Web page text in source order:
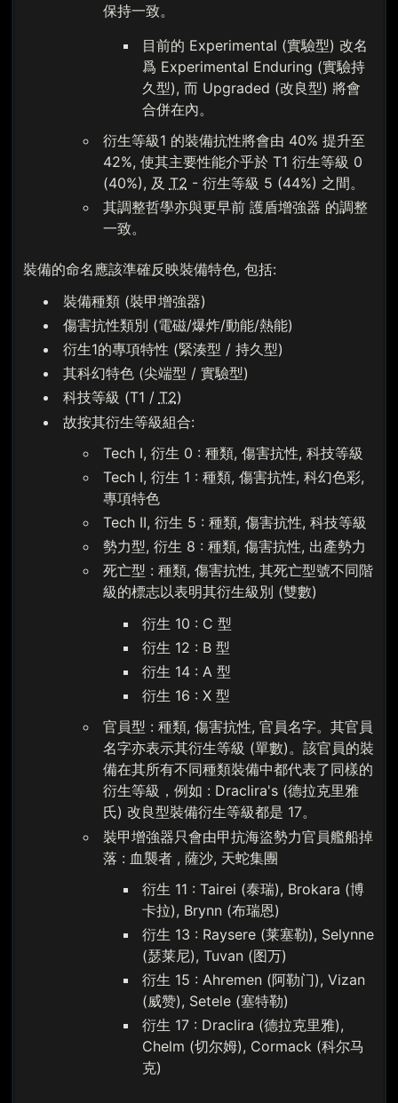
保持一致。
目前的 Experimental (實驗型) 改名
爲 Experimental Enduring (實驗持
久型), 而 Upgraded (改良型) 將會
合併在內。
衍生等級1 的裝備抗性將會由 40% 提升至
42%, 使其主要性能介乎於 T1 衍生等級 0
(40%), 及 T2 - 衍生等級 5 (44%) 之間。
其調整哲學亦與更早前 護盾增強器 的調整
一致。
裝備的命名應該準確反映裝備特色, 包括:
裝備種類 (裝甲增強器)
傷害抗性類別 (電磁/爆炸/動能/熱能)
衍生1的專項特性 (緊湊型 / 持久型)
其科幻特色 (尖端型 / 實驗型)
科技等級 (T1 / T2)
故按其衍生等級組合:
Tech I, 衍生 0 : 種類, 傷害抗性, 科技等級
Tech I, 衍生 1 : 種類, 傷害抗性, 科幻色彩,
專項特色
Tech II, 衍生 5 : 種類, 傷害抗性, 科技等級
勢力型, 衍生 8 : 種類, 傷害抗性, 出產勢力
死亡型 : 種類, 傷害抗性, 其死亡型號不同階
級的標志以表明其衍生級別 (雙數)
衍生 10 : C 型
衍生 12 : B 型
衍生 14 : A 型
衍生 16 : X 型
官員型 : 種類, 傷害抗性, 官員名字。其官員
名字亦表示其衍生等級 (單數)。該官員的裝
備在其所有不同種類裝備中都代表了同樣的
衍生等級，例如 : Draclira's (德拉克里雅
氏) 改良型裝備衍生等級都是 17。
裝甲增強器只會由甲抗海盜勢力官員艦船掉
落 : 血襲者 , 薩沙, 天蛇集團
衍生 11 : Tairei (泰瑞), Brokara (博
卡拉), Brynn (布瑞恩)
衍生 13 : Raysere (莱塞勒), Selynne
(瑟莱尼), Tuvan (图万)
衍生 15 : Ahremen (阿勒门), Vizan
(威赞), Setele (塞特勒)
衍生 17 : Draclira (德拉克里雅),
Chelm (切尔姆), Cormack (科尔马
克)